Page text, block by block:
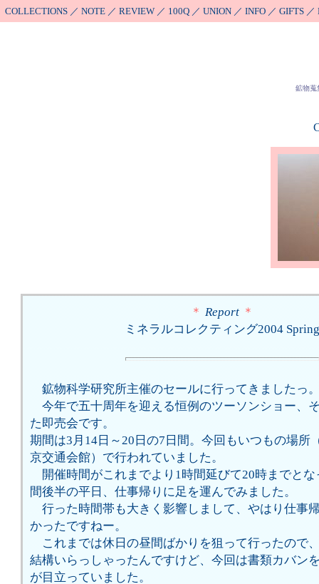
COLLECTIONS／ NOTE／ REVIEW／ 100Q／ UNION／ INFO／ GIFTS／
鉱物蒐
＊Report＊
ミネラルコレクティング2004 Spring
鉱物科学研究所主催のセールに行ってきましたっ
今年で五十周年を迎える恒例のツーソンショー、
た即売会です。
期間は3月14日～20日の7日間。今回もいつもの場所
京交通会館）で行われていました。
開催時間がこれまでより1時間延びて20時までとな
間後半の平日、仕事帰りに足を運んでみました。
行った時間帯も大きく影響しまして、やはり仕事
かったですねー。
これまでは休日の昼間ばかりを狙って行ったので
結構いらっしゃったんですけど、今回は書類カバン
が目立っていました。